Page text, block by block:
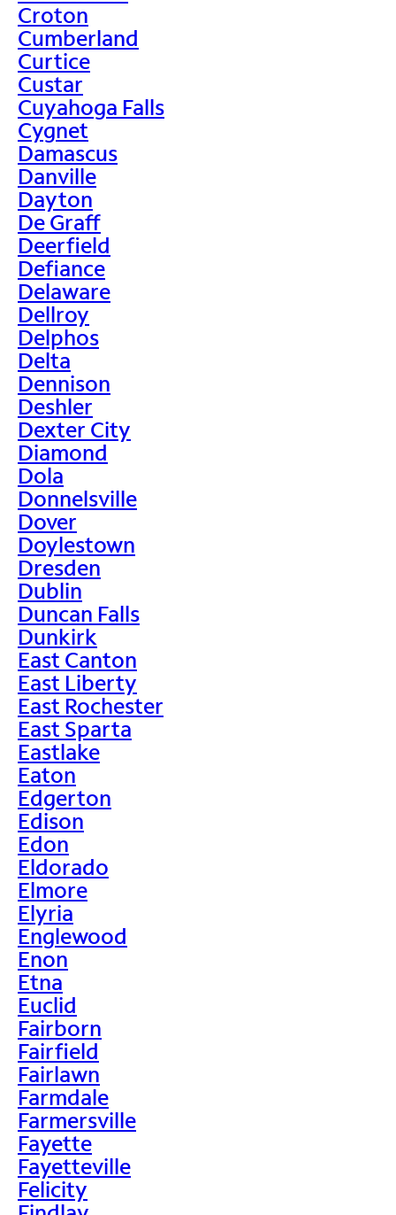
Croton
Cumberland
Curtice
Custar
Cuyahoga Falls
Cygnet
Damascus
Danville
Dayton
De Graff
Deerfield
Defiance
Delaware
Dellroy
Delphos
Delta
Dennison
Deshler
Dexter City
Diamond
Dola
Donnelsville
Dover
Doylestown
Dresden
Dublin
Duncan Falls
Dunkirk
East Canton
East Liberty
East Rochester
East Sparta
Eastlake
Eaton
Edgerton
Edison
Edon
Eldorado
Elmore
Elyria
Englewood
Enon
Etna
Euclid
Fairborn
Fairfield
Fairlawn
Farmdale
Farmersville
Fayette
Fayetteville
Felicity